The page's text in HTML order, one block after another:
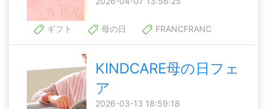
ギフト 母の日 FRANCFRANC
KINDCARE母の日フェ
ア
2026-03-13 18:59:18